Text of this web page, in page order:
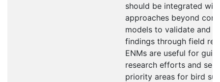
should be integrated
approaches beyond
models to validate and
findings through field
ENMs are useful for
research efforts and
priority areas for bird